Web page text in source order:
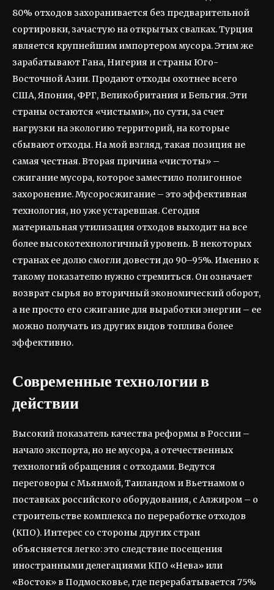
80% отходов захоранивается без предварительной
сортировки, зачастую на открытых свалках. Турция
является крупнейшим импортером мусора. Этим же
зарабатывают Гана, Нигерия и страны Юго-
Восточной Азии. Продают отходы охотнее всего
США, Япония, ФРГ, Великобритания и Бельгия. Эти
страны остаются «чистыми», по сути, за счет
нагрузки на экологию территорий, на которые
сбывают отходы. На мой взгляд, такая позиция не
самая честная. Вторая причина «чистоты» –
сжигание мусора, которое заместило полигонное
захоронение. Мусоросжигание – это эффективная
технология, но уже устаревшая. Сегодня
материальная утилизация отходов выходит на все
более высокотехнологичный уровень. В некоторых
странах ее долю смогли довести до 90–95%. Именно к
такому показателю нужно стремиться. Он означает
возврат сырья во вторичный экономический оборот,
а не просто его сжигание для выработки энергии – ее
можно получать из других видов топлива более
эффективно.
Современные технологии в
действии
Высокий показатель качества реформы в России –
начало экспорта, но не мусора, а отечественных
технологий обращения с отходами. Ведутся
переговоры с Мьянмой, Таиландом и Вьетнамом о
поставках российского оборудования, с Алжиром – о
строительстве комплекса по переработке отходов
(КПО). Интерес со стороны других стран
объясняется легко: это следствие посещения
иностранными делегациями КПО «Нева» или
«Восток» в Подмосковье, где перерабатывается 75%